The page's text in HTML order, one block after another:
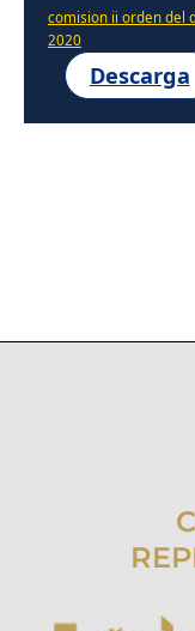
comision ii orden del
2020
Descarga